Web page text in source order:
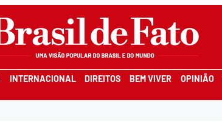
INTERNACIONAL DIREITOS BEM VIVER OPINIÃO